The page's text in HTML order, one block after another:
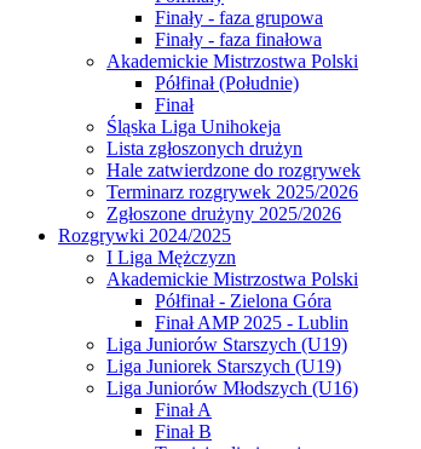
Finały - faza grupowa
Finały - faza finałowa
Akademickie Mistrzostwa Polski
Półfinał (Południe)
Finał
Śląska Liga Unihokeja
Lista zgłoszonych drużyn
Hale zatwierdzone do rozgrywek
Terminarz rozgrywek 2025/2026
Zgłoszone drużyny 2025/2026
Rozgrywki 2024/2025
I Liga Mężczyzn
Akademickie Mistrzostwa Polski
Półfinał - Zielona Góra
Finał AMP 2025 - Lublin
Liga Juniorów Starszych (U19)
Liga Juniorek Starszych (U19)
Liga Juniorów Młodszych (U16)
Finał A
Finał B